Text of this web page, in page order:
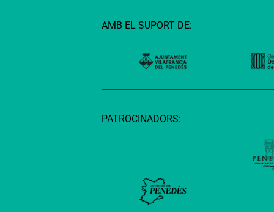
AMB EL SUPORT DE:
PATROCINADORS: